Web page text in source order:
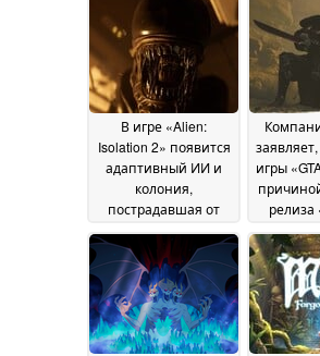
В игре «Alien:
Isolation 2» появится
адаптивный ИИ и
колония,
пострадавшая от
урагана14 June 2026
игры
релиза
Blade